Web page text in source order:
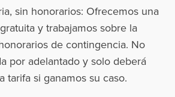
sin honorarios: Ofrecemos una
y trabajamos sobre la
de contingencia. No
por adelantado y solo deberá
tarifa si ganamos su caso.